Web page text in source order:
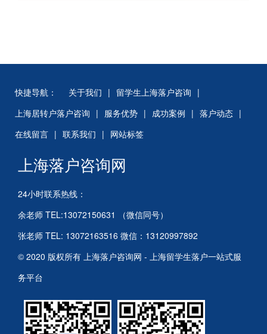
快捷导航： 关于我们 | 留学生上海落户咨询 |
上海居转户落户咨询 | 服务优势 | 成功案例 | 落户动态 |
在线留言 | 联系我们 | 网站标签
上海落户咨询网
24小时联系热线：
余老师 TEL:13072150631 （微信同号）
张老师 TEL: 13072163516 微信：13120997892
© 2020 版权所有 上海落户咨询网 - 上海留学生落户一站式服
务平台